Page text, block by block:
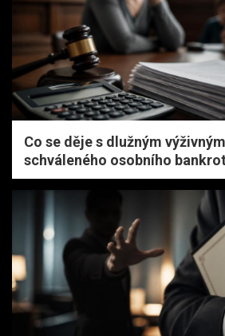
Co se děje s dlužným
schváleného osobního